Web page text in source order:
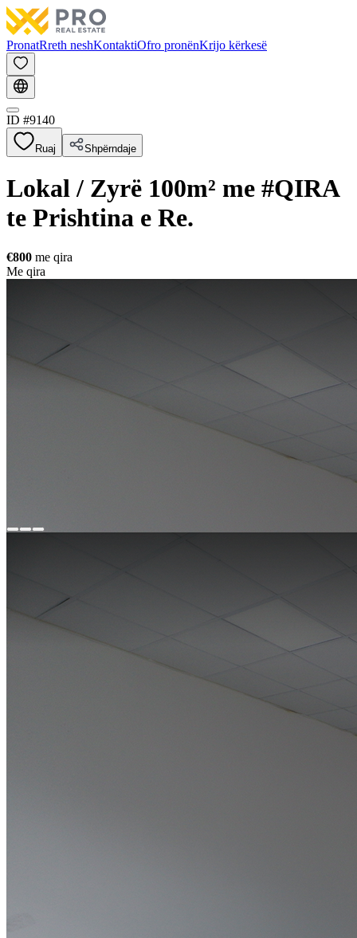
PronatRreth neshKontaktiOfro pronënKrijo kërkesë
ID #9140
Ruaj Shpërndaje
Lokal / Zyrë 100m² me #QIRA
te Prishtina e Re.
€800 me qira
Me qira